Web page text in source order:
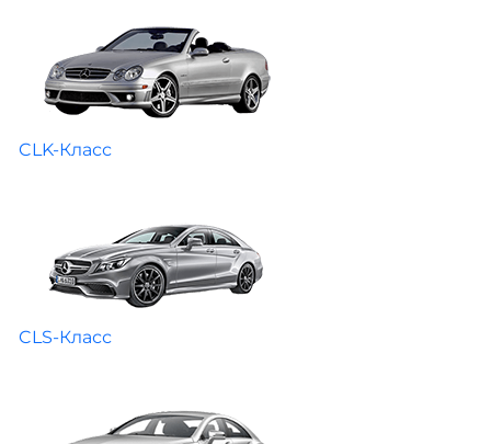
CLK-Класс
CLS-Класс